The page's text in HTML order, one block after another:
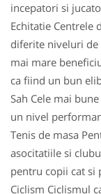
incepatori si
Echitatie Centrele
diferite niveluri de
mai mare
ca fiind un bun
Sah Cele mai
un nivel
Tenis de masa
asocitatiile si
pentru copii cat si
Ciclism Ciclismul